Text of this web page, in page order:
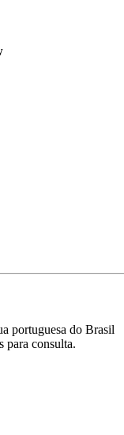
portuguesa do Brasil
para consulta.